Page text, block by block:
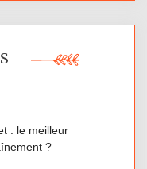
: le meilleur
?